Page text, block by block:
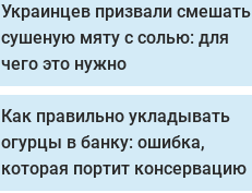
Украинцев призвали смешать
сушеную мяту с солью: для
чего это нужно
Как правильно укладывать
огурцы в банку: ошибка,
которая портит консервацию